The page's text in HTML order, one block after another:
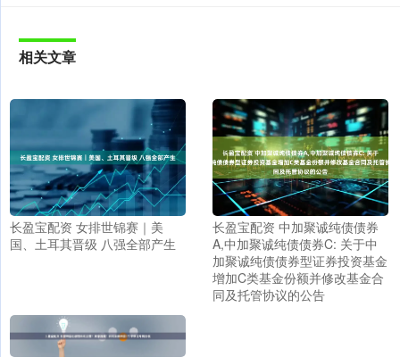
相关文章
长盈宝配资 女排世锦赛｜美
国、土耳其晋级 八强全部产生
长盈宝配资 中加聚诚纯债债券
A,中加聚诚纯债债券C: 关于中
加聚诚纯债债券型证券投资基金
增加C类基金份额并修改基金合
同及托管协议的公告